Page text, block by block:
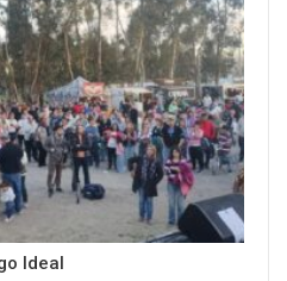
Ideal